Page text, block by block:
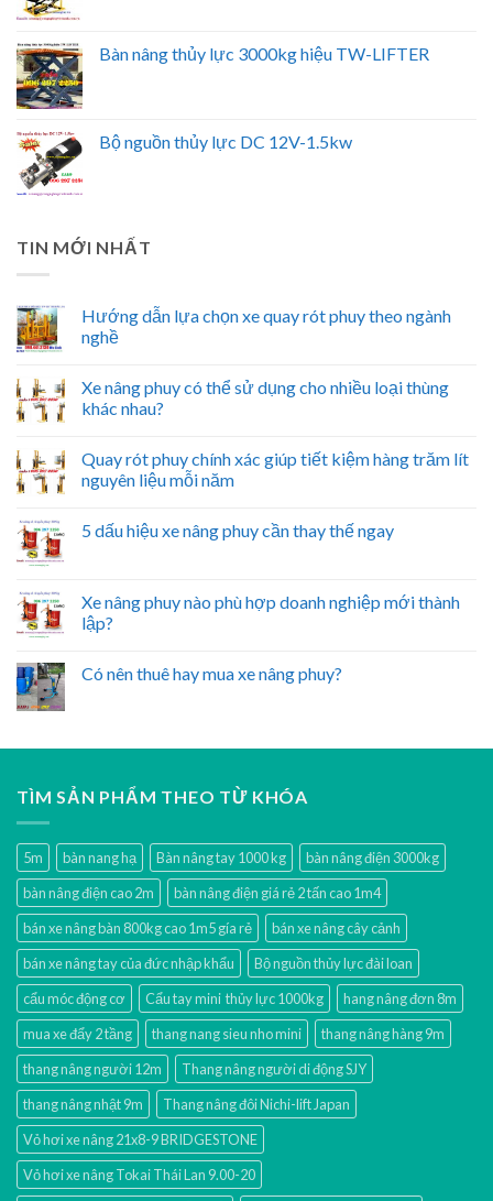
Bàn nâng thủy lực 3000kg hiệu TW-LIFTER
Bộ nguồn thủy lực DC 12V-1.5kw
TIN MỚI NHẤT
Hướng dẫn lựa chọn xe quay rót phuy theo ngành
nghề
Xe nâng phuy có thể sử dụng cho nhiều loại thùng
khác nhau?
Quay rót phuy chính xác giúp tiết kiệm hàng trăm lít
nguyên liệu mỗi năm
5 dấu hiệu xe nâng phuy cần thay thế ngay
Xe nâng phuy nào phù hợp doanh nghiệp mới thành
lập?
Có nên thuê hay mua xe nâng phuy?
TÌM SẢN PHẨM THEO TỪ KHÓA
5m bàn nang hạ Bàn nâng tay 1000 kg
bàn nâng điện 3000kg
bàn nâng điện cao 2m
bàn nâng điện giá rẻ 2 tấn cao 1m4
bán xe nâng bàn 800kg cao 1m5 gía rẻ
bán xe nâng cây cảnh
bán xe nâng tay của đức nhập khẩu
Bộ nguồn thủy lực đài loan
cẩu móc động cơ
Cẩu tay mini thủy lực 1000kg
hang nâng đơn 8m
mua xe đẩy 2 tầng
thang nang sieu nho mini
thang nâng hàng 9m
thang nâng người 12m
Thang nâng người di động SJY
thang nâng nhật 9m
Thang nâng đôi Nichi-lift Japan
Vỏ hơi xe nâng 21x8-9 BRIDGESTONE
Vỏ hơi xe nâng Tokai Thái Lan 9.00-20